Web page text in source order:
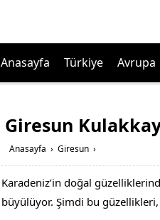
Anasayfa Türkiye Avrupa
Giresun
Anasayfa › Giresun ›
Karadeniz’in doğal
büyülüyor. Şimdi bu güzellikleri,